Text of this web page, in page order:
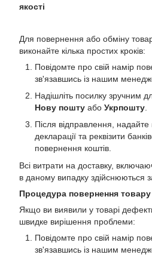
якості
Для повернення або обміну
виконайте кілька простих кроків:
Повідомте про свій намір
зв'язавшись із нашим
Надішліть посилку зручним
Нову пошту або Укрпошту
Після відправлення,
декларації та реквізити
повернення коштів.
Всі витрати на доставку,
в даному випадку здійснюються
Процедура повернення товару
Якщо ви виявили у товарі
швидке вирішення проблеми:
Повідомте про свій намір
зв'язавшись із нашим